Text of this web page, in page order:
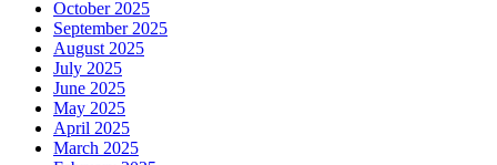
October 2025
September 2025
August 2025
July 2025
June 2025
May 2025
April 2025
March 2025